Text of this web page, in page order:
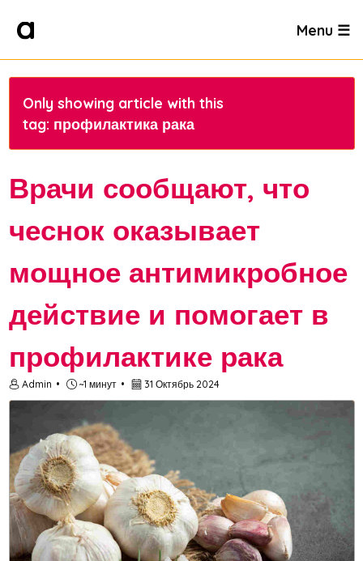
Menu ☰
Only showing article with this
tag: профилактика рака
Врачи сообщают, что
чеснок оказывает
мощное антимикробное
действие и помогает в
профилактике рака
Admin ~1 минут 31 Октябрь 2024